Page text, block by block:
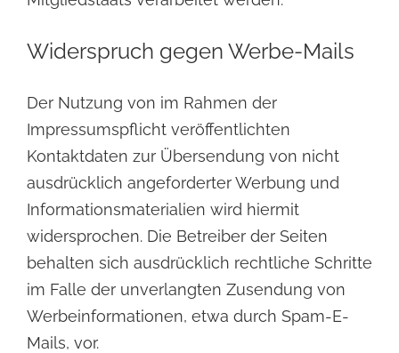
Widerspruch gegen Werbe-Mails
Der Nutzung von im Rahmen der
Impressumspflicht veröffentlichten
Kontaktdaten zur Übersendung von nicht
ausdrücklich angeforderter Werbung und
Informationsmaterialien wird hiermit
widersprochen. Die Betreiber der Seiten
behalten sich ausdrücklich rechtliche Schritte
im Falle der unverlangten Zusendung von
Werbeinformationen, etwa durch Spam-E-
Mails, vor.